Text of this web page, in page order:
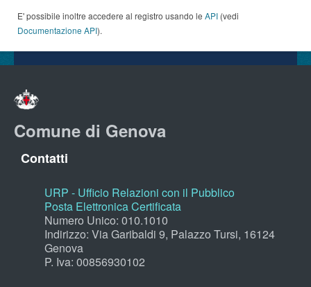
E' possibile inoltre accedere al registro usando le API (vedi
Documentazione API).
Comune di Genova
Contatti
URP - Ufficio Relazioni con il Pubblico
Posta Elettronica Certificata
Numero Unico: 010.1010
Indirizzo: Via Garibaldi 9, Palazzo Tursi, 16124
Genova
P. Iva: 00856930102